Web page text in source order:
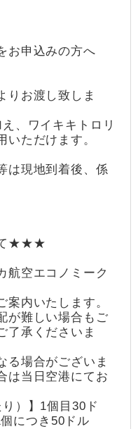
申込みの方へ
りお渡し致しま
、ワイキキトロリ
いただけます。
は現地到着後、係
て★★★
航空エコノミーク
案内いたします。
が難しい場合もご
了承くださいま
る場合がございま
は当日空港にてお
）】1個目30ド
につき50ドル